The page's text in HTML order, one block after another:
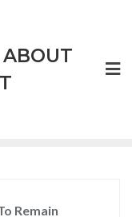
Remain